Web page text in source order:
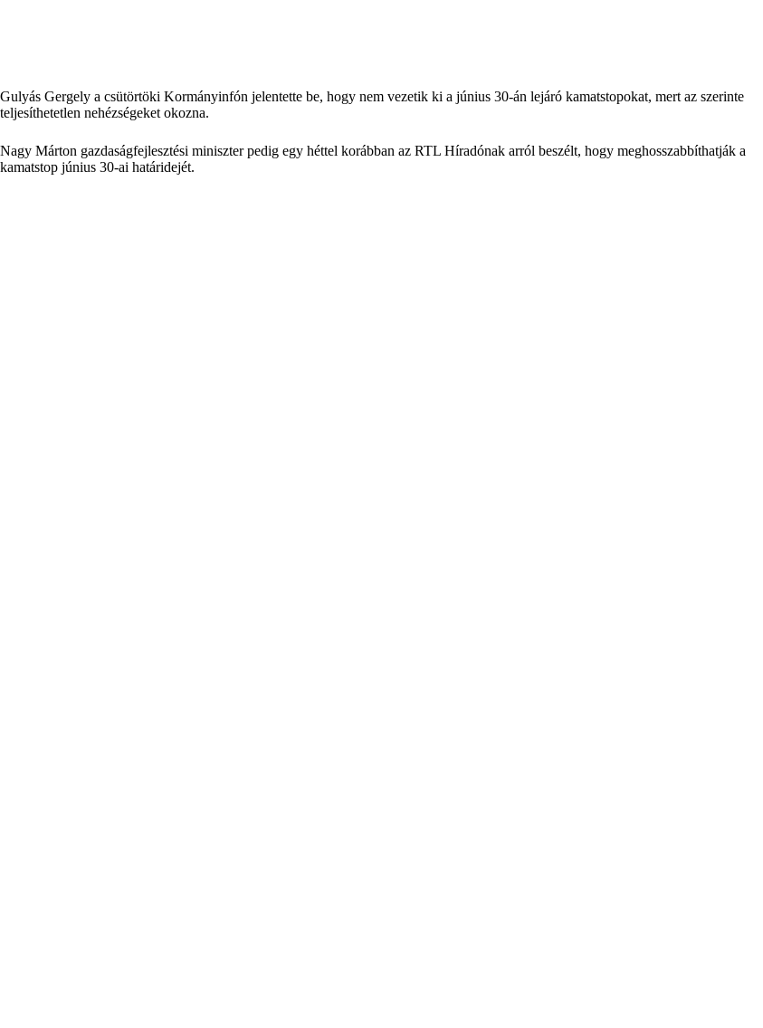
Gulyás Gergely a csütörtöki Kormányinfón jelentette be, hogy nem vezetik ki a június 30-án lejáró kamatstopokat, mert az szerinte
teljesíthetetlen nehézségeket okozna.
Nagy Márton gazdaságfejlesztési miniszter pedig egy héttel korábban az RTL Híradónak arról beszélt, hogy meghosszabbíthatják a
kamatstop június 30-ai határidejét.